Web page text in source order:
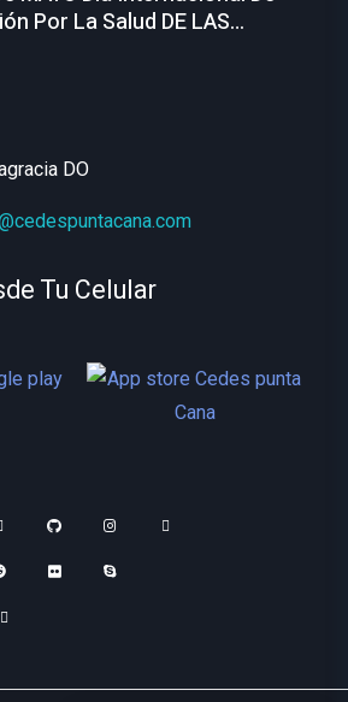
Por La Salud DE LAS
DO
Tu Celular